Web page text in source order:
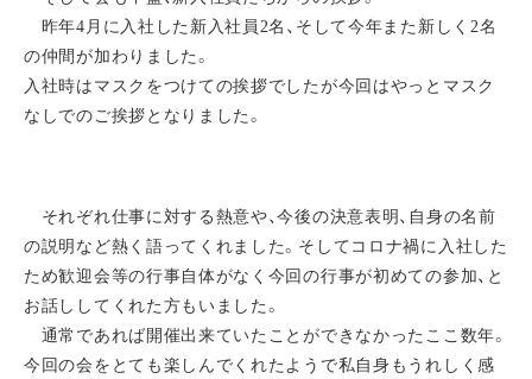
昨年4月に入社した新入社員2名、そして今年また新しく2名
の仲間が加わりました。
入社時はマスクをつけての挨拶でしたが今回はやっとマスク
なしでのご挨拶となりました。
それぞれ仕事に対する熱意や、今後の決意表明、自身の名前
の説明など熱く語ってくれました。そしてコロナ禍に入社した
ため歓迎会等の行事自体がなく今回の行事が初めての参加、と
お話ししてくれた方もいました。
通常であれば開催出来ていたことができなかったここ数年。
今回の会をとても楽しんでくれたようで私自身もうれしく感